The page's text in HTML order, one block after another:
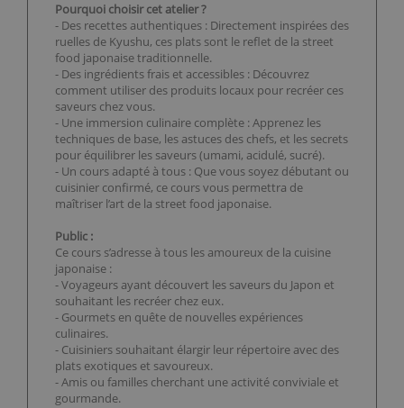
Pourquoi choisir cet atelier ?
- Des recettes authentiques : Directement inspirées des
ruelles de Kyushu, ces plats sont le reflet de la street
food japonaise traditionnelle.
- Des ingrédients frais et accessibles : Découvrez
comment utiliser des produits locaux pour recréer ces
saveurs chez vous.
- Une immersion culinaire complète : Apprenez les
techniques de base, les astuces des chefs, et les secrets
pour équilibrer les saveurs (umami, acidulé, sucré).
- Un cours adapté à tous : Que vous soyez débutant ou
cuisinier confirmé, ce cours vous permettra de
maîtriser l’art de la street food japonaise.
Public :
Ce cours s’adresse à tous les amoureux de la cuisine
japonaise :
- Voyageurs ayant découvert les saveurs du Japon et
souhaitant les recréer chez eux.
- Gourmets en quête de nouvelles expériences
culinaires.
- Cuisiniers souhaitant élargir leur répertoire avec des
plats exotiques et savoureux.
- Amis ou familles cherchant une activité conviviale et
gourmande.